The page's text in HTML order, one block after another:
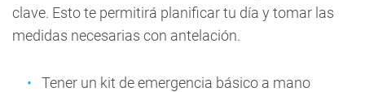
clave. Esto te permitirá planificar tu día y tomar las
medidas necesarias con antelación.
Tener un kit de emergencia básico a mano